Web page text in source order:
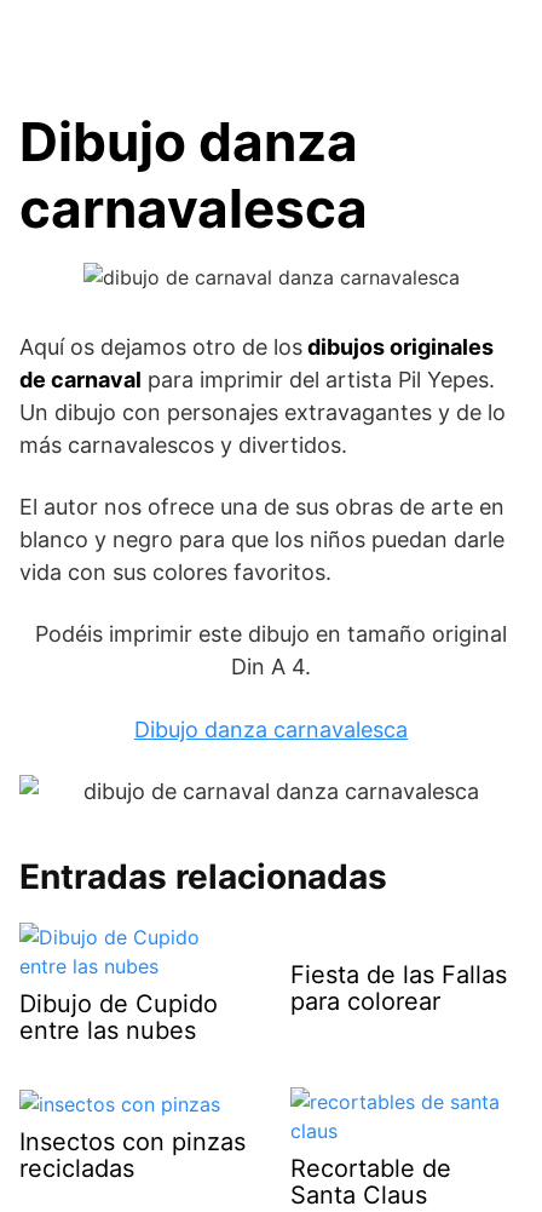
Dibujo danza
carnavalesca
Aquí os dejamos otro de losdibujos originales
de carnaval para imprimir del artista Pil Yepes.
Un dibujo con personajes extravagantes y de lo
más carnavalescos y divertidos.
El autor nos ofrece una de sus obras de arte en
blanco y negro para que los niños puedan darle
vida con sus colores favoritos.
Podéis imprimir este dibujo en tamaño original
Din A 4.
Dibujo danza carnavalesca
Entradas relacionadas
Dibujo de Cupido
entre las nubes
Fiesta de las Fallas
para colorear
Insectos con pinzas
recicladas
Recortable de
Santa Claus